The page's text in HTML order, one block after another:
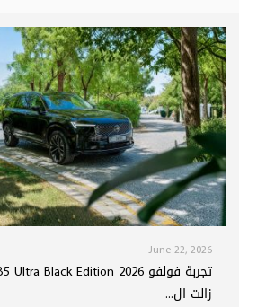
June 22, 2026
زالت ال...